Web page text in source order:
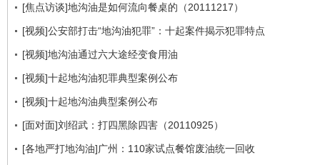
[焦点访谈]地沟油是如何流向餐桌的（20111217）
[视频]公安部打击“地沟油犯罪”：十起案件揭示犯罪特点
[视频]地沟油通过六大途经变食用油
[视频]十起地沟油犯罪典型案例公布
[视频]十起地沟油典型案例公布
[面对面]刘绍武：打四黑除四害（20110925）
[各地严打地沟油]广州：110家试点餐馆废油统一回收